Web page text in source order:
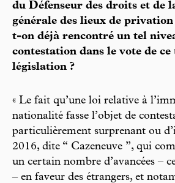
du Défenseur des droits et de
générale des lieux de
t-on déjà rencontré un tel
contestation dans le vote de ce
législation ?
« Le fait qu’une loi relative à
nationalité fasse l’objet de
particulièrement surprenant ou
2016, dite “ Cazeneuve ”, qui
un certain nombre d’avancées –
– en faveur des étrangers, et